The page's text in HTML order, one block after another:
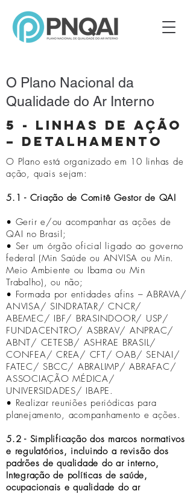
O Plano Nacional da
Qualidade do Ar Interno
5 - LINHAS DE AÇÃO
– DETALHAMENTO
O Plano está organizado em 10 linhas de
ação, quais sejam:
5.1 - Criação de Comitê Gestor de QAI
• Gerir e/ou acompanhar as ações de
QAI no Brasil;
• Ser um órgão oficial ligado ao governo
federal (Min Saúde ou ANVISA ou Min.
Meio Ambiente ou Ibama ou Min
Trabalho), ou não;
• Formada por entidades afins – ABRAVA/
ANVISA/ SINDRATAR/ CNCR/
ABEMEC/ IBF/ BRASINDOOR/ USP/
FUNDACENTRO/ ASBRAV/ ANPRAC/
ABNT/ CETESB/ ASHRAE BRASIL/
CONFEA/ CREA/ CFT/ OAB/ SENAI/
FATEC/ SBCC/ ABRALIMP/ ABRAFAC/
ASSOCIAÇÃO MÉDICA/
UNIVERSIDADES/ IBAPE.
• Realizar reuniões periódicas para
planejamento, acompanhamento e ações.
5.2 - Simplificação dos marcos normativos
e regulatórios, incluindo a revisão dos
padrões de qualidade do ar interno,
Integração de políticas de saúde,
ocupacionais e qualidade do ar